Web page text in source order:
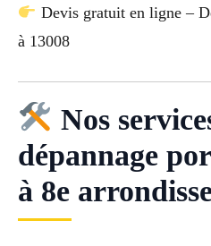
Devis gratuit en ligne –
à 13008
Nos
dépannage
à 8e